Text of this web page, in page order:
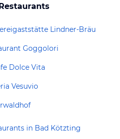
Lindner-Bräu
Goggolori
Dolce Vita
Vesuvio
in Bad Kötzting